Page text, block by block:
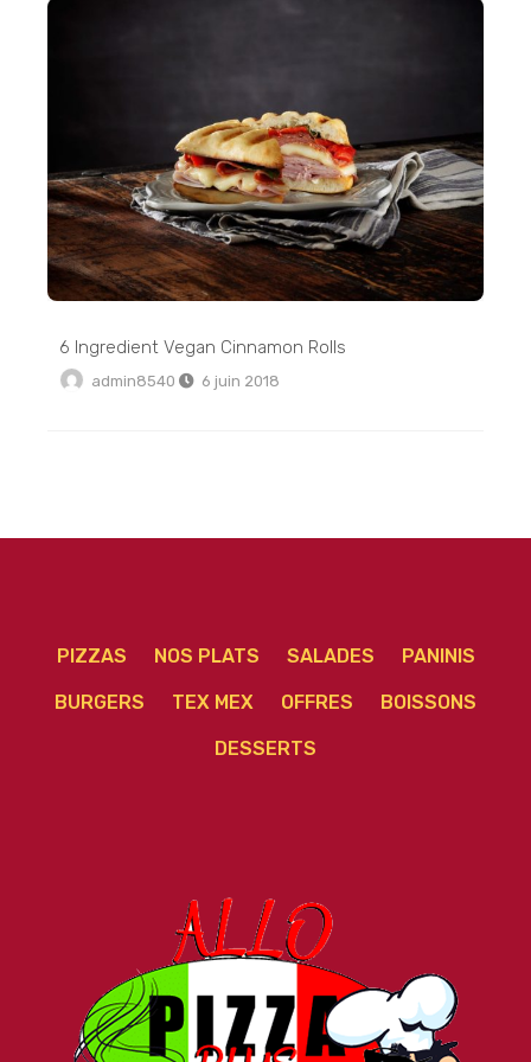
6 Ingredient Vegan Cinnamon Rolls
admin8540 6 juin 2018
PIZZAS NOS PLATS SALADES PANINIS
BURGERS TEX MEX OFFRES BOISSONS
DESSERTS